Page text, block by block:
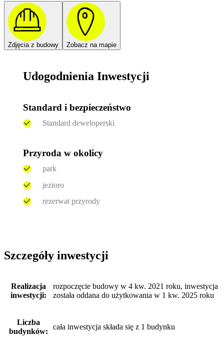
Zdjęcia z budowy Zobacz na mapie
Udogodnienia Inwestycji
Standard i bezpieczeństwo
Standard deweloperski
Przyroda w okolicy
park
jezioro
rezerwat przyrody
Szczegóły inwestycji
Realizacja
inwestycji:
rozpoczęcie budowy w 4 kw. 2021 roku, inwestycja
została oddana do użytkowania w 1 kw. 2025 roku
Liczba
budynków:
cała inwestycja składa się z 1 budynku